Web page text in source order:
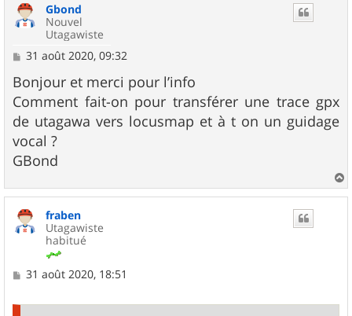
Gbond
Nouvel
Utagawiste
M
s
s
a
g
e
31 août 2020, 09:32
Bonjour et merci pour l’info
Comment fait-on pour transférer une trace gpx
de utagawa vers locusmap et à t on un guidage
vocal ?
GBond
a
fraben
Utagawiste
habitué
M
31 août 2020, 18:51